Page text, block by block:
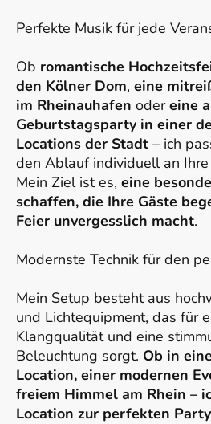
Perfekte Musik für jede
Ob romantische
den Kölner Dom, eine
im Rheinauhafen odereine
Geburtstagsparty in einer
Locations der Stadt – ich
den Ablauf individuell an
Mein Ziel ist es, eine
schaffen, die Ihre Gäste
Feier unvergesslich macht.
Modernste Technik für den
Mein Setup besteht aus
und Lichtequipment, das für
Klangqualität und eine
Beleuchtung sorgt. Ob in
Location, einer modernen
freiem Himmel am Rhein –
Location zur perfekten